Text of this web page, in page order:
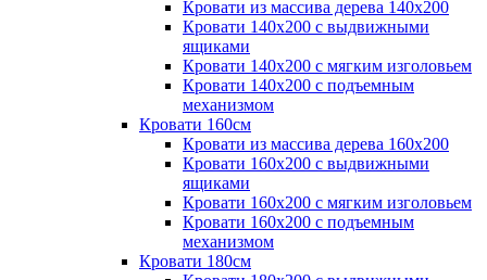
Кровати из массива дерева 140х200
Кровати 140х200 с выдвижными
ящиками
Кровати 140х200 с мягким изголовьем
Кровати 140х200 с подъемным
механизмом
Кровати 160см
Кровати из массива дерева 160х200
Кровати 160х200 с выдвижными
ящиками
Кровати 160х200 с мягким изголовьем
Кровати 160х200 с подъемным
механизмом
Кровати 180см